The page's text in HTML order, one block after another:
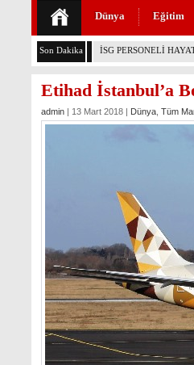
Dünya Eğitim
Son Dakika PEGASUS’TAN
Etihad İstanbul’a
admin | 13 Mart 2018 | Dünya Tüm